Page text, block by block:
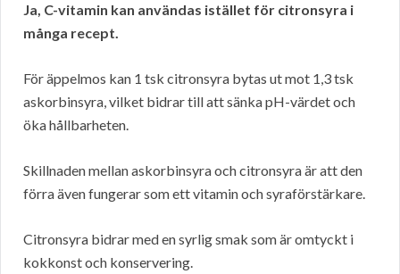
Ja, C-vitamin kan användas istället för citronsyra i
många recept.
För äppelmos kan 1 tsk citronsyra bytas ut mot 1,3 tsk
askorbinsyra, vilket bidrar till att sänka pH-värdet och
öka hållbarheten.
Skillnaden mellan askorbinsyra och citronsyra är att den
förra även fungerar som ett vitamin och syraförstärkare.
Citronsyra bidrar med en syrlig smak som är omtyckt i
kokkonst och konservering.